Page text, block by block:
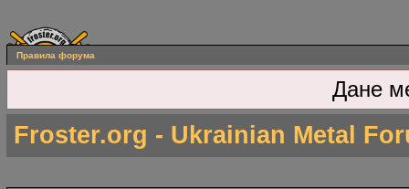
Правила форума
Дане
Froster.org - Ukrainian Metal